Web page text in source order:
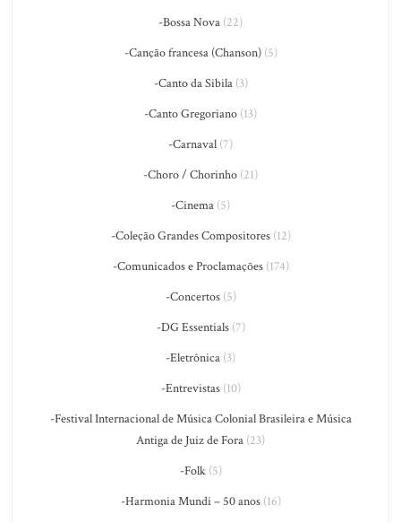
-Bossa Nova (22)
-Canção francesa (Chanson)(5)
-Canto da Sibila(3)
-Canto Gregoriano (13)
-Carnaval (7)
-Choro / Chorinho (21)
-Cinema (5)
-Coleção Grandes Compositores(12)
-Comunicados e Proclamações(174)
-Concertos(5)
-DG Essentials(7)
-Eletrônica (3)
-Entrevistas(10)
-Festival Internacional de Música Colonial Brasileira e Música
Antiga de Juiz de Fora (23)
-Folk(5)
-Harmonia Mundi – 50 anos(16)